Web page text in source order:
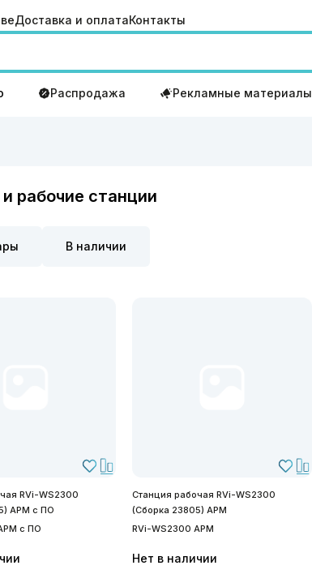
Доставка и оплатаКонтакты
Распродажа Рекламные материалы
рабочие станции
В наличии
RVi-WS2300
АРМ с ПО
с ПО
Станция рабочая RVi-WS2300
(Сборка 23805) АРМ
RVi-WS2300 АРМ
Нет в наличии